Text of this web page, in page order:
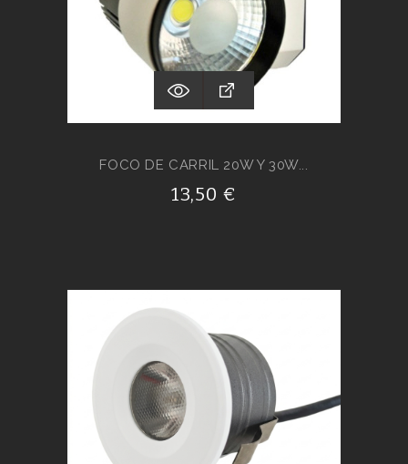
FOCO DE CARRIL 20W Y 30W...
13,50 €